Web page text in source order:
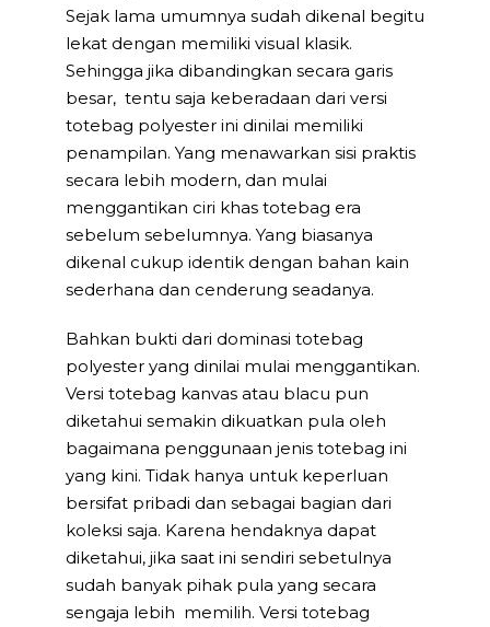
Sejak lama umumnya sudah dikenal begitu
lekat dengan memiliki visual klasik.
Sehingga jika dibandingkan secara garis
besar, tentu saja keberadaan dari versi
totebag polyester ini dinilai memiliki
penampilan. Yang menawarkan sisi praktis
secara lebih modern, dan mulai
menggantikan ciri khas totebag era
sebelum sebelumnya. Yang biasanya
dikenal cukup identik dengan bahan kain
sederhana dan cenderung seadanya.
Bahkan bukti dari dominasi totebag
polyester yang dinilai mulai menggantikan.
Versi totebag kanvas atau blacu pun
diketahui semakin dikuatkan pula oleh
bagaimana penggunaan jenis totebag ini
yang kini. Tidak hanya untuk keperluan
bersifat pribadi dan sebagai bagian dari
koleksi saja. Karena hendaknya dapat
diketahui, jika saat ini sendiri sebetulnya
sudah banyak pihak pula yang secara
sengaja lebih memilih. Versi totebag